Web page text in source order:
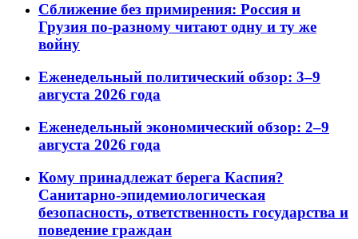
Сближение без примирения: Россия и
Грузия по-разному читают одну и ту же
войну
Еженедельный политический обзор: 3–9
августа 2026 года
Еженедельный экономический обзор: 2–9
августа 2026 года
Кому принадлежат берега Каспия?
Санитарно-эпидемиологическая
безопасность, ответственность государства и
поведение граждан